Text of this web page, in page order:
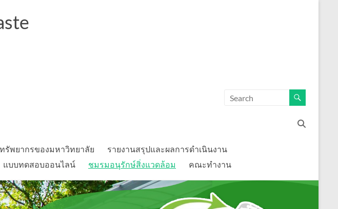
รัพยากรของมหาวิทยาลัย
รายงานสรุปและผลการดำเนินงาน
แบบทดสอบออนไลน์ ชมรมอนุรักษ์สิ่งแวดล้อม คณะทำงาน